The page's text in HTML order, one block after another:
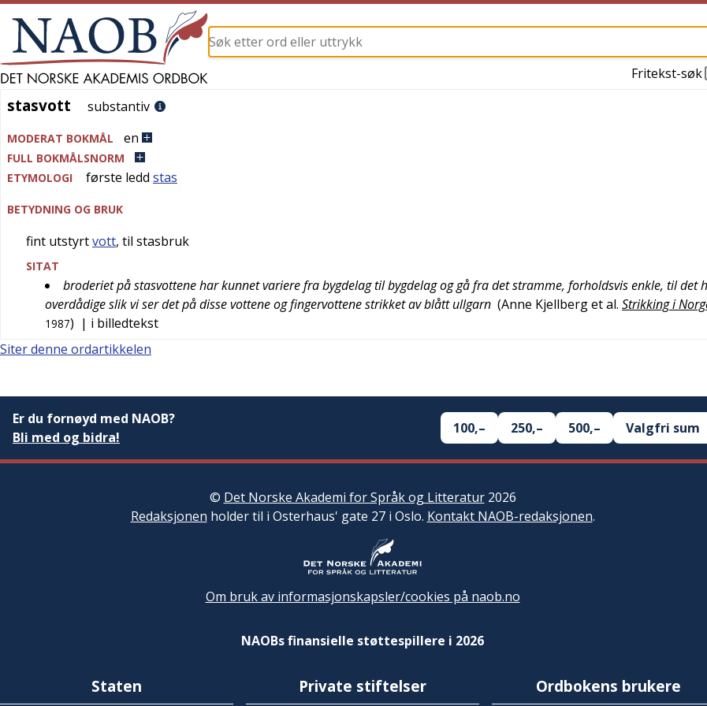
Fritekst-søk
stasvott
stasvott substantiv
MODERAT BOKMÅL en
FULL BOKMÅLSNORM
ETYMOLOGI
første ledd stas
BETYDNING OG BRUK
fint utstyrtvott, til stasbruk
SITAT
broderiet på stasvottene har kunnet variere fra bygdelag til bygdelag og gå fra det stramme, forholdsvis enkle, til det
overdådige slik vi ser det på disse vottene og fingervottene strikket av blått ullgarn (Anne Kjellberg et al. Strikking i
1987) | i billedtekst
Siter denne ordartikkelen
Er du fornøyd med NAOB?
Bli med og bidra!
100,– 250,– 500,– Valgfri sum
© Det Norske Akademi for Språk og Litteratur2026
Redaksjonen holder til i Osterhaus' gate 27 i Oslo. Kontakt NAOB-redaksjonen.
Om bruk av informasjonskapsler/cookies på naob.no
NAOBs finansielle støttespillere i 2026
Staten Private stiftelser Ordbokens brukere